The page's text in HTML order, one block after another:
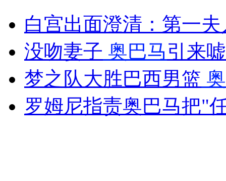
女孩北京地铁殴打老人 痛下狠手拳打脚踢
无痛分娩是否安全 医生回应
白宫出面澄清：第一
没吻妻子 奥巴马引来
梦之队大胜巴西男篮
罗姆尼指责奥巴马把"